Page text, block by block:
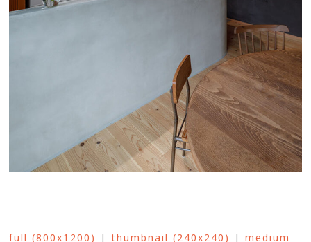
full (800x1200) |thumbnail (240x240) |medium